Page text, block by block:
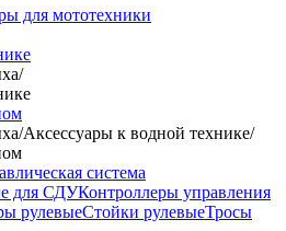
для мототехники
/
/Аксессуары к водной технике/
система
для СДУКонтроллеры управления
рулевыеСтойки рулевыеТросы